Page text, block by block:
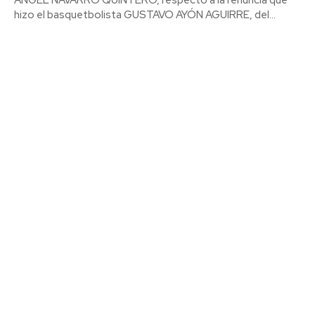
hizo el basquetbolista GUSTAVO AYÓN AGUIRRE, del...